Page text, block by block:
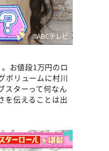
©️ABCテレビ
お値段1万円のロ
ボリュームに村川
スターって何なん
を伝えることは出